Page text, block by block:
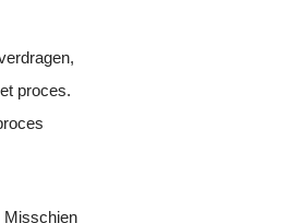
proces.
Misschien